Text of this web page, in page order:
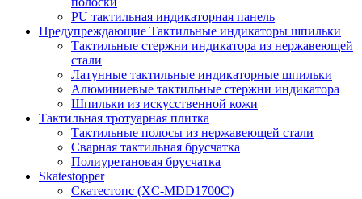
PU тактильная индикаторная панель
Предупреждающие Тактильные индикаторы шпильки
Тактильные стержни индикатора из нержавеющей
стали
Латунные тактильные индикаторные шпильки
Алюминиевые тактильные стержни индикатора
Шпильки из искусственной кожи
Тактильная тротуарная плитка
Тактильные полосы из нержавеющей стали
Сварная тактильная брусчатка
Полиуретановая брусчатка
Skatestopper
Скатестопс (XC-MDD1700C)